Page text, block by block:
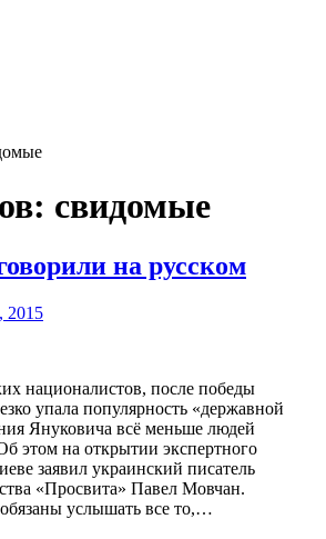
свидомые
на русском
2015
националистов, после победы
упала популярность «державной
Януковича всё меньше людей
этом на открытии экспертного
заявил украинский писатель
«Просвита» Павел Мовчан.
услышать все то,…